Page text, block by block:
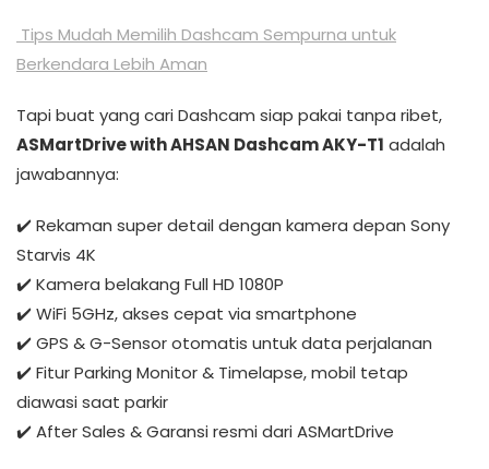
Tips Mudah Memilih Dashcam Sempurna untuk
Berkendara Lebih Aman
Tapi buat yang cari Dashcam siap pakai tanpa ribet,
ASMartDrive with AHSAN Dashcam AKY-T1 adalah
jawabannya:
✔️ Rekaman super detail dengan kamera depan Sony
Starvis 4K
✔️ Kamera belakang Full HD 1080P
✔️ WiFi 5GHz, akses cepat via smartphone
✔️ GPS & G-Sensor otomatis untuk data perjalanan
✔️ Fitur Parking Monitor & Timelapse, mobil tetap
diawasi saat parkir
✔️ After Sales & Garansi resmi dari ASMartDrive